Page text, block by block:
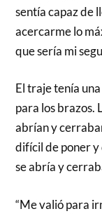
sentía capaz de
acercarme lo
que sería mi
El traje tenía
para los brazos.
abrían y
difícil de poner y
se abría y
“Me valió para